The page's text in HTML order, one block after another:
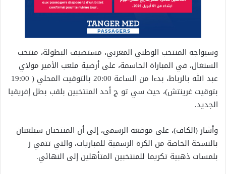
وسيواجه المنتخب الوطني المغربي، مستضيف البطولة، منتخب
السنغال، في المباراة الحاسمة، على أرضية ملعب الأمير مولاي
عبد الله بالرباط، بدءا من الساعة 20:00 بالتوقيت المحلي ( 19:00
بتوقيت غرينتش)، حيث سي تو ج أحد المنتخبين بلقب بطل إفريقيا
الجديد.
وأشار (الكاف)، على موقعه الرسمي، إلى أن المنتخبان سيلعبان
بالنسخة الخاصة من الكرة الرسمية للمباريات، والتي تتمي ز
بلمسات ذهبية تكريما للمنتخبين المتأهلين إلى النهائي.